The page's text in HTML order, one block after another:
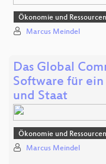
Ökonomie und Ressourcen
Marcus Meindel
Das Global
Software für
und Staat
Ökonomie und Ressourcen
Marcus Meindel